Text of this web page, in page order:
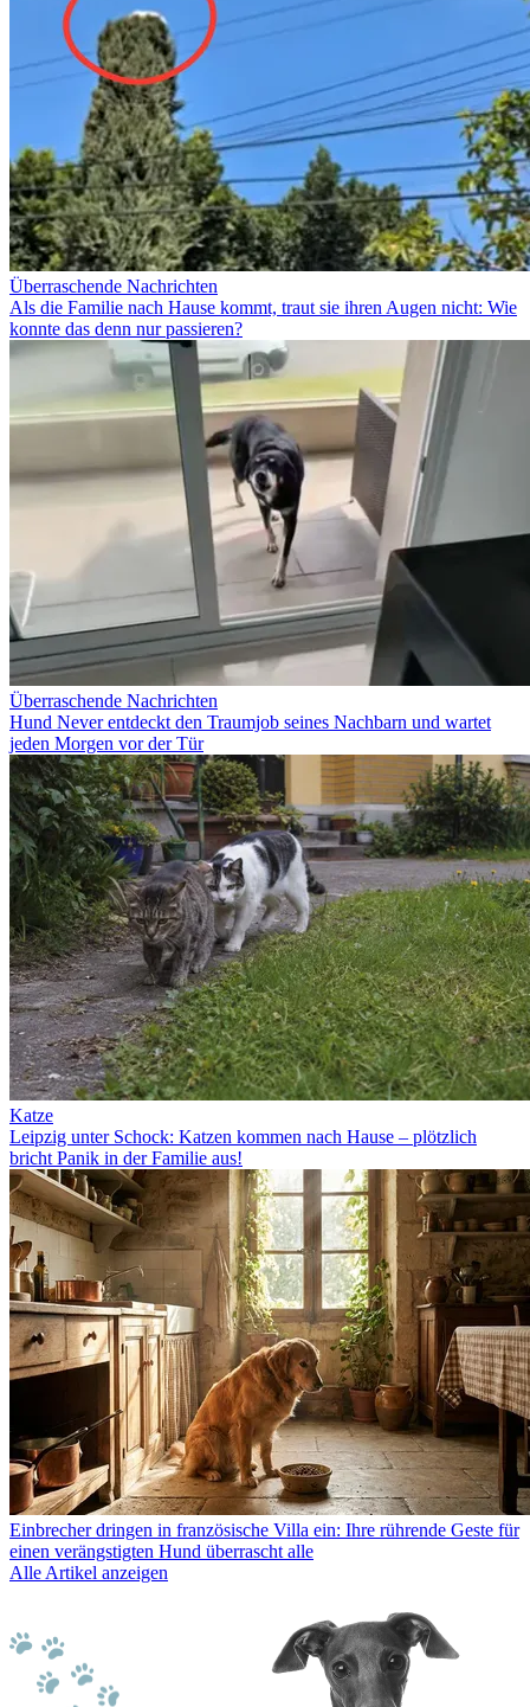
Überraschende Nachrichten
Als die Familie nach Hause kommt, traut sie ihren Augen nicht: Wie
konnte das denn nur passieren?
Überraschende Nachrichten
Hund Never entdeckt den Traumjob seines Nachbarn und wartet
jeden Morgen vor der Tür
Katze
Leipzig unter Schock: Katzen kommen nach Hause – plötzlich
bricht Panik in der Familie aus!
Einbrecher dringen in französische Villa ein: Ihre rührende Geste für
einen verängstigten Hund überrascht alle
Alle Artikel anzeigen